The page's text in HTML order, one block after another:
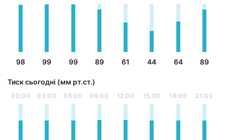
98 99 99 89 61 44 64 89
Тиск сьогодні (мм рт.ст.)
00:00 03:00 06:00 09:00 12:00 15:00 18:00 21:00